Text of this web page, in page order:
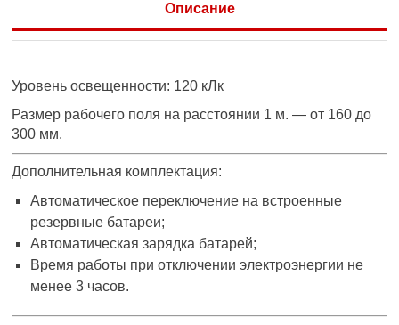
Описание
Уровень освещенности: 120 кЛк
Размер рабочего поля на расстоянии 1 м. — от 160 до
300 мм.
Дополнительная комплектация:
Автоматическое переключение на встроенные
резервные батареи;
Автоматическая зарядка батарей;
Время работы при отключении электроэнергии не
менее 3 часов.